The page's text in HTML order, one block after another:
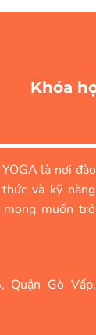
Khóa
là nơi đào
và kỹ năng
mong muốn trở
Quận Gò Vấp,